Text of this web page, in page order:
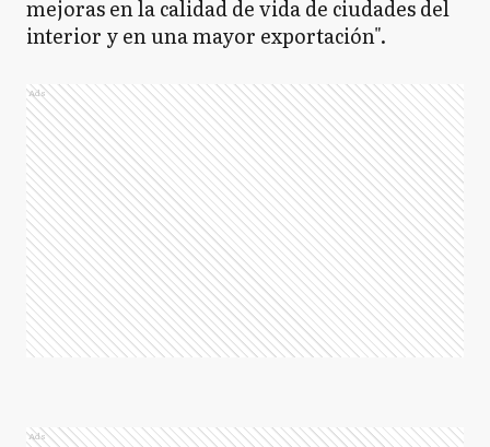
mejoras en la calidad de vida de ciudades del
interior y en una mayor exportación".
Ads
Ads